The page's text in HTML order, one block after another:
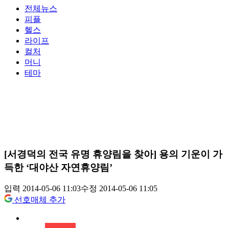
전체뉴스
피플
헬스
라이프
컬처
머니
테마
[서경덕의 전국 유명 휴양림을 찾아] 용의 기운이 가
득한 ‘대야산 자연휴양림’
입력 2014-05-06 11:03수정 2014-05-06 11:05
선호매체 추가